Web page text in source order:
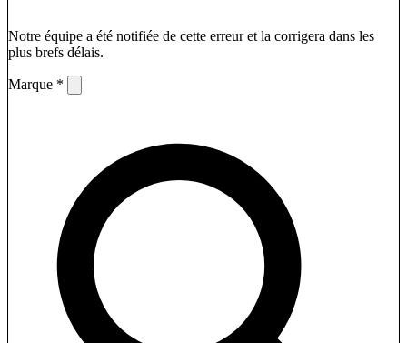
Notre équipe a été notifiée de cette erreur et la corrigera dans les
plus brefs délais.
Marque *